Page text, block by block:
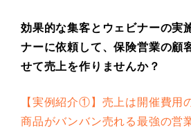
効果的な集客とウェビナーの実
ナーに依頼して、保険営業の顧
せて売上を作りませんか？
【実例紹介①】売上は開催費用
商品がバンバン売れる最強の営